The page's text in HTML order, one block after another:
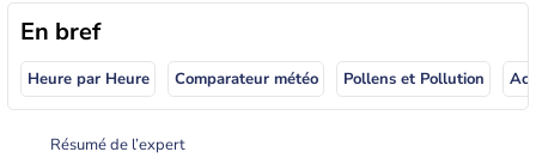
En bref
Heure par Heure Comparateur météo Pollens et Pollution
Résumé de l’expert